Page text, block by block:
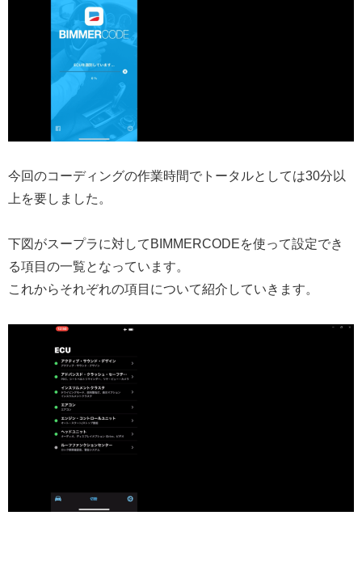
今回のコーディングの作業時間でトータルとしては30分以
上を要しました。
下図がスープラに対してBIMMERCODEを使って設定でき
る項目の一覧となっています。
これからそれぞれの項目について紹介していきます。